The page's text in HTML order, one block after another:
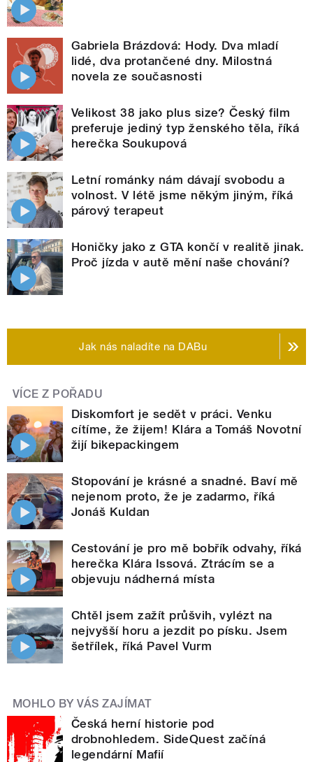
Gabriela Brázdová: Hody. Dva mladí
lidé, dva protančené dny. Milostná
novela ze současnosti
Velikost 38 jako plus size? Český film
preferuje jediný typ ženského těla, říká
herečka Soukupová
Letní románky nám dávají svobodu a
volnost. V létě jsme někým jiným, říká
párový terapeut
Honičky jako z GTA končí v realitě jinak.
Proč jízda v autě mění naše chování?
Jak nás naladíte na DABu
VÍCE Z POŘADU
Diskomfort je sedět v práci. Venku
cítíme, že žijem! Klára a Tomáš Novotní
žijí bikepackingem
Stopování je krásné a snadné. Baví mě
nejenom proto, že je zadarmo, říká
Jonáš Kuldan
Cestování je pro mě bobřík odvahy, říká
herečka Klára Issová. Ztrácím se a
objevuju nádherná místa
Chtěl jsem zažít průšvih, vylézt na
nejvyšší horu a jezdit po písku. Jsem
šetřílek, říká Pavel Vurm
MOHLO BY VÁS ZAJÍMAT
Česká herní historie pod
drobnohledem. SideQuest začíná
legendární Mafií